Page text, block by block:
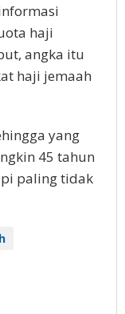
haji
angka itu
haji jemaah
yang
45 tahun
paling tidak